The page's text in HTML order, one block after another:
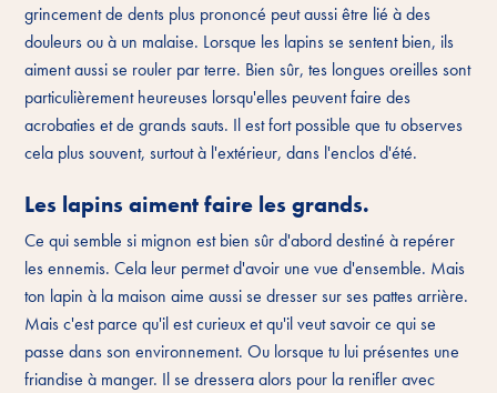
grincement de dents plus prononcé peut aussi être lié à des
douleurs ou à un malaise. Lorsque les lapins se sentent bien, ils
aiment aussi se rouler par terre. Bien sûr, tes longues oreilles sont
particulièrement heureuses lorsqu'elles peuvent faire des
acrobaties et de grands sauts. Il est fort possible que tu observes
cela plus souvent, surtout à l'extérieur, dans l'enclos d'été.
Les lapins aiment faire les grands.
Ce qui semble si mignon est bien sûr d'abord destiné à repérer
les ennemis. Cela leur permet d'avoir une vue d'ensemble. Mais
ton lapin à la maison aime aussi se dresser sur ses pattes arrière.
Mais c'est parce qu'il est curieux et qu'il veut savoir ce qui se
passe dans son environnement. Ou lorsque tu lui présentes une
friandise à manger. Il se dressera alors pour la renifler avec